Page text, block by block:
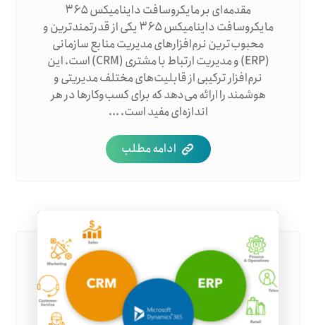
مقدمه‌ای بر مایکروسافت داینامیکس ۳۶۵
مایکروسافت داینامیکس ۳۶۵ یکی از قدرتمندترین و
محبوب‌ترین نرم‌افزارهای مدیریت منابع سازمانی
(ERP) و مدیریت ارتباط با مشتری (CRM) است. این
نرم‌افزار ترکیبی از قابلیت‌های مختلف مدیریتی و
هوشمند را ارائه می‌دهد که برای کسب‌وکارها در هر
اندازه‌ای مفید است. ...
ادامه مطلب